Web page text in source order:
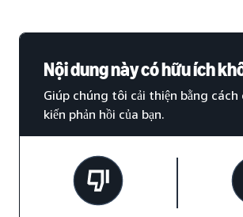
Nội dung này có hữu ích
Giúp chúng tôi cải thiện bằng cách
kiến phản hồi của bạn.